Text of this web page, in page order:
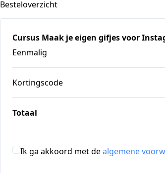
Besteloverzicht
Cursus Maak je eigen gifjes voor
Eenmalig
Kortingscode
Totaal
Ik ga akkoord met dealgemene